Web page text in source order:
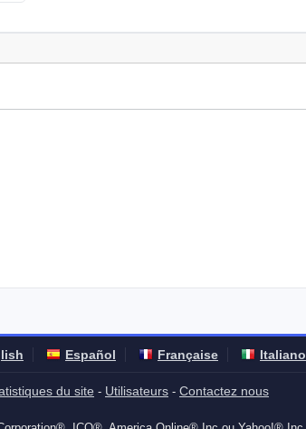
Español Française Italiano
du site - Utilisateurs - Contactez nous